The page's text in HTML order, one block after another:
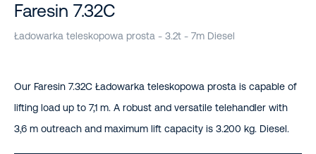
Faresin 7.32C
Ładowarka teleskopowa prosta - 3.2t - 7m Diesel
Our Faresin 7.32C Ładowarka teleskopowa prosta is capable of
lifting load up to 7,1 m. A robust and versatile telehandler with
3,6 m outreach and maximum lift capacity is 3.200 kg. Diesel.